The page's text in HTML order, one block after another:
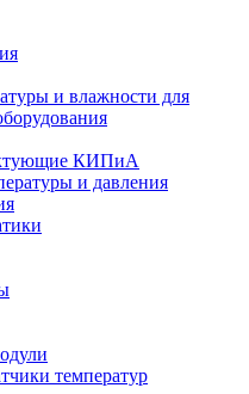
и влажности для
КИПиА
и давления
температур